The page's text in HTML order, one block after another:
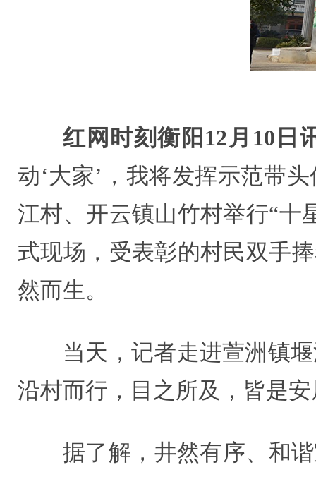
红网时刻衡阳12月10日
动‘大家’，我将发挥示范带
江村、开云镇山竹村举行“十
式现场，受表彰的村民双手
然而生。
当天，记者走进萱洲镇
沿村而行，目之所及，皆是
据了解，井然有序、和